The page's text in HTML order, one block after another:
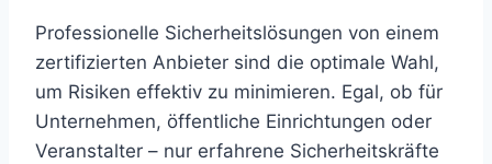
Professionelle Sicherheitslösungen von einem
zertifizierten Anbieter sind die optimale Wahl,
um Risiken effektiv zu minimieren. Egal, ob für
Unternehmen, öffentliche Einrichtungen oder
Veranstalter – nur erfahrene Sicherheitskräfte